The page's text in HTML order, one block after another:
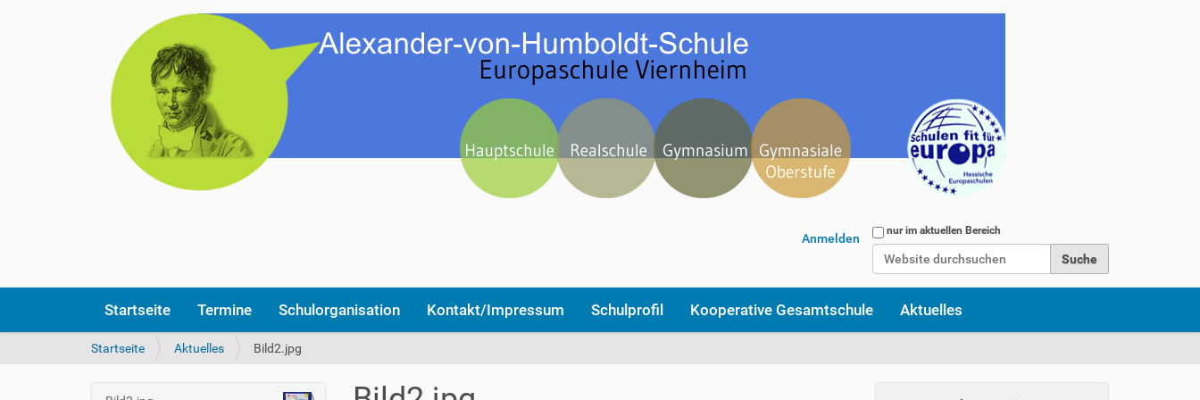
Website durchsuchen
nur im aktuellen Bereich
Anmelden
Startseite Termine Schulorganisation Kontakt/Impressum Schulprofil Kooperative Gesamtschule Aktuelles
S
Startseite Aktuelles Bild2.jpg